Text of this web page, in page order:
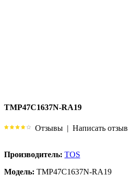
TMP47C1637N-RA19
Отзывы | Написать отзыв
Производитель: TOS
Модель: TMP47C1637N-RA19